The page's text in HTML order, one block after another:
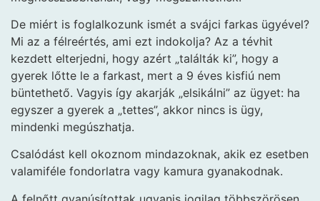
De miért is foglalkozunk ismét a svájci farkas ügyével?
Mi az a félreértés, ami ezt indokolja? Az a tévhit
kezdett elterjedni, hogy azért „találták ki”, hogy a
gyerek lőtte le a farkast, mert a 9 éves kisfiú nem
büntethető. Vagyis így akarják „elsikálni” az ügyet: ha
egyszer a gyerek a „tettes”, akkor nincs is ügy,
mindenki megúszhatja.
Csalódást kell okoznom mindazoknak, akik ez esetben
valamiféle fondorlatra vagy kamura gyanakodnak.